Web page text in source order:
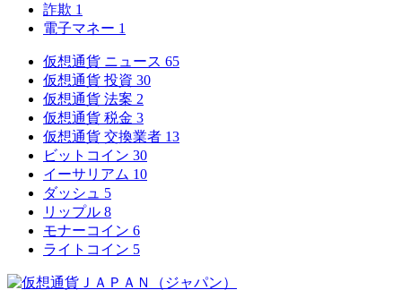
詐欺 1
電子マネー 1
仮想通貨 ニュース 65
仮想通貨 投資 30
仮想通貨 法案 2
仮想通貨 税金 3
仮想通貨 交換業者 13
ビットコイン 30
イーサリアム 10
ダッシュ 5
リップル 8
モナーコイン 6
ライトコイン 5